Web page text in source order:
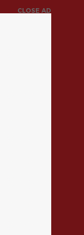
CLOSE AD